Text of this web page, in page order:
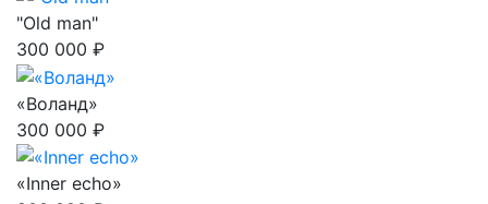
"Old man"
300 000 ₽
«Воланд»
300 000 ₽
«Inner echo»